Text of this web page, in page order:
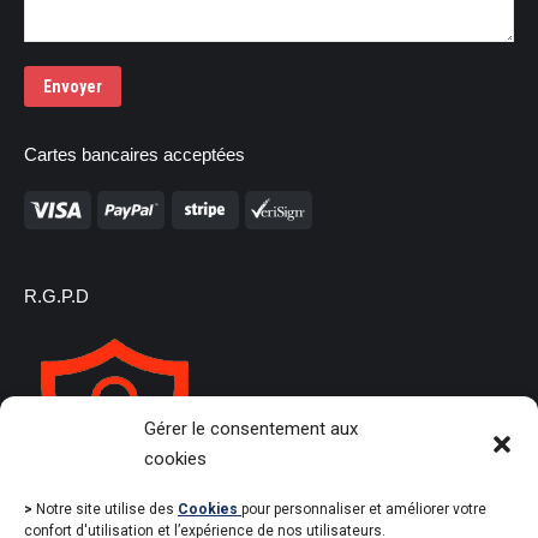
Gérer le consentement aux
cookies
> Notre site utilise des Cookies pour personnaliser et améliorer votre
confort d'utilisation et l’expérience de nos utilisateurs.
Envoyer
Cartes bancaires acceptées
R.G.P.D